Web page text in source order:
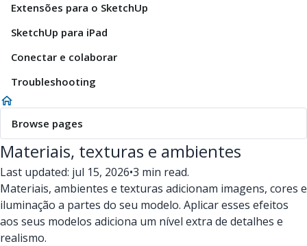
Extensões para o SketchUp
SketchUp para iPad
Conectar e colaborar
Troubleshooting
Browse pages
Materiais, texturas e ambientes
Last updated: jul 15, 2026•3 min read.
Materiais, ambientes e texturas adicionam imagens, cores e
iluminação a partes do seu modelo. Aplicar esses efeitos
aos seus modelos adiciona um nível extra de detalhes e
realismo.